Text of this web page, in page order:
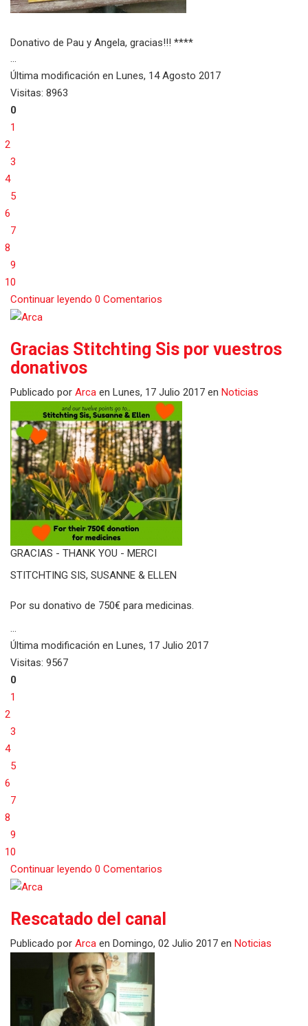
Donativo de Pau y Angela, gracias!!! ****
...
Última modificación en Lunes, 14 Agosto 2017
Visitas: 8963
0
1
2
3
4
5
6
7
8
9
10
Continuar leyendo 0 Comentarios
Gracias Stitchting Sis por vuestros
donativos
Publicado por Arca en Lunes, 17 Julio 2017 en Noticias
GRACIAS - THANK YOU - MERCI
STITCHTING SIS, SUSANNE & ELLEN
Por su donativo de 750€ para medicinas.
...
Última modificación en Lunes, 17 Julio 2017
Visitas: 9567
0
1
2
3
4
5
6
7
8
9
10
Continuar leyendo 0 Comentarios
Rescatado del canal
Publicado por Arca en Domingo, 02 Julio 2017 en Noticias